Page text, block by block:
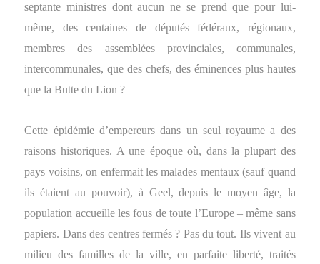
septante ministres dont aucun ne se prend que pour lui-
même, des centaines de députés fédéraux, régionaux,
membres des assemblées provinciales, communales,
intercommunales, que des chefs, des éminences plus hautes
que la Butte du Lion ?
Cette épidémie d’empereurs dans un seul royaume a des
raisons historiques. A une époque où, dans la plupart des
pays voisins, on enfermait les malades mentaux (sauf quand
ils étaient au pouvoir), à Geel, depuis le moyen âge, la
population accueille les fous de toute l’Europe – même sans
papiers. Dans des centres fermés ? Pas du tout. Ils vivent au
milieu des familles de la ville, en parfaite liberté, traités